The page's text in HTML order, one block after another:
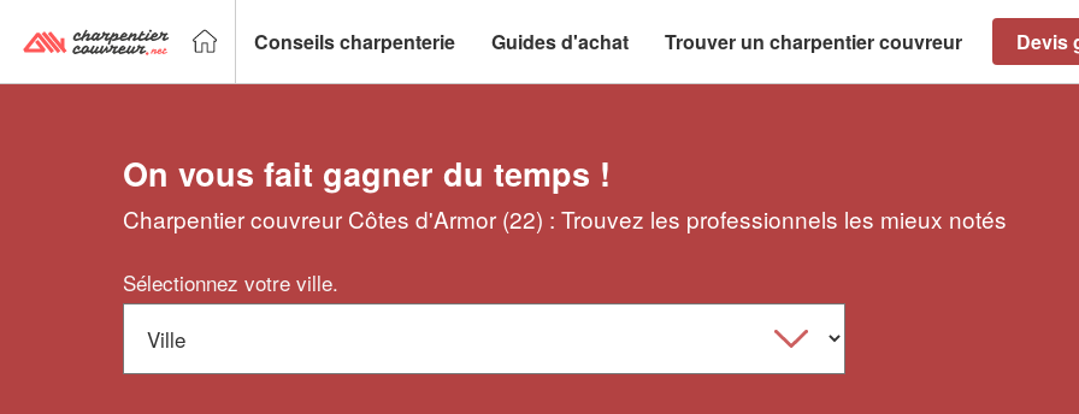
Conseils charpenterie Guides d'achat Trouver un charpentier couvreur Devis
On vous fait gagner du temps !
Charpentier couvreur Côtes d'Armor (22) : Trouvez les professionnels les mieux notés
Sélectionnez votre ville.